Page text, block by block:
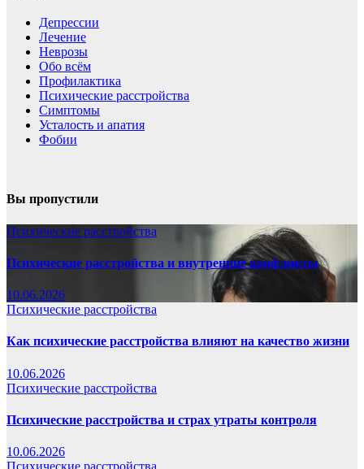
Депрессии
Лечение
Неврозы
Обо всём
Профилактика
Психические расстройства
Симптомы
Усталость и апатия
Фобии
Вы пропустили
Психические расстройства
Психические расстройства и внутренние конфликты
10.06.2026
Психические расстройства
Как психические расстройства влияют на качество жизни
10.06.2026
Психические расстройства
Психические расстройства и страх утраты контроля
10.06.2026
Психические расстройства